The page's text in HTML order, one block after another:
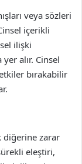
veya sözleri
içerikli
ilişki
alır. Cinsel
bırakabilir
diğerine zarar
eleştiri,